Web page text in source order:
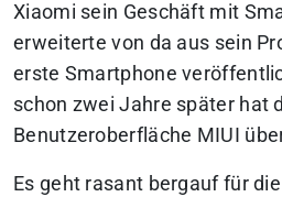
Xiaomi sein Geschäft mit
erweiterte von da aus sein
erste Smartphone
schon zwei Jahre später hat
Benutzeroberfläche MIUI
Es geht rasant bergauf für